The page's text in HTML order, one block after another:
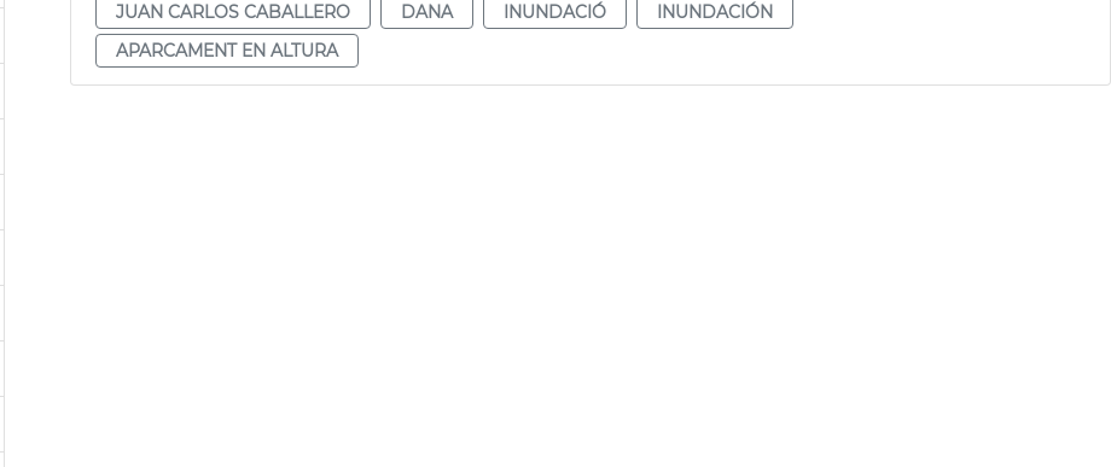
JUAN CARLOS CABALLERO
DANA INUNDACIÓ
INUNDACIÓN
APARCAMENT EN ALTURA